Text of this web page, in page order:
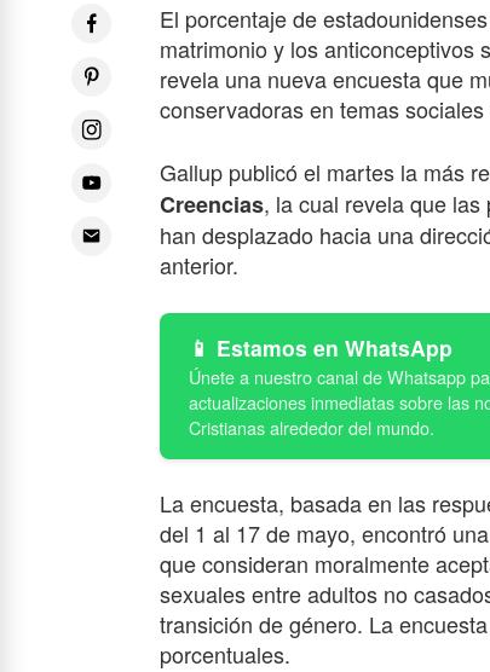
El porcentaje de
matrimonio y los anticonceptivos
revela una nueva encuesta que
conservadoras en temas
Gallup publicó el martes la más
Creencias, la cual revela que
han desplazado hacia una
anterior.
Estamos en WhatsApp
La encuesta, basada en las
del 1 al 17 de mayo, encontró
que consideran moralmente
sexuales entre adultos no
transición de género. La
porcentuales.